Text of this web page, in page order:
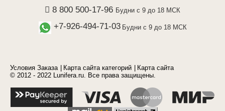
8 800 500-17-96 Будни с 9 до 18 МСК
+7-926-494-71-03 Будни с 9 до 18 МСК
Условия Заказа Карта сайта категорий
Карта сайта
© 2012 - 2022 Lunifera.ru. Все права защищены.